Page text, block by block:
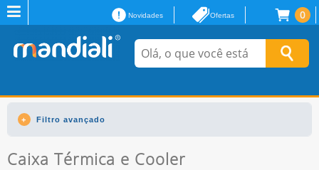
0
Novidades Ofertas
Filtro avançado
Caixa Térmica e Cooler